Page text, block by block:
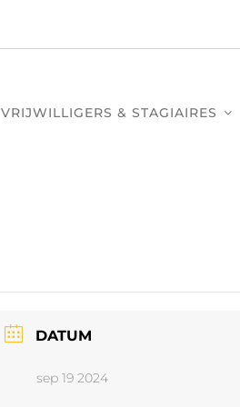
VRIJWILLIGERS & STAGIAIRES
DATUM
sep 19 2024